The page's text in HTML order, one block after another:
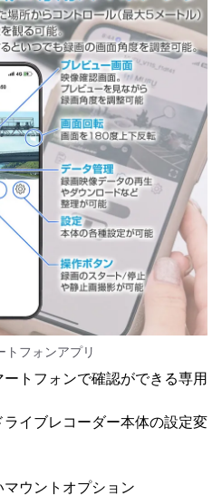
トフォンアプリ
トフォンで確認ができる専用
イブレコーダー本体の設定変
ウントオプション